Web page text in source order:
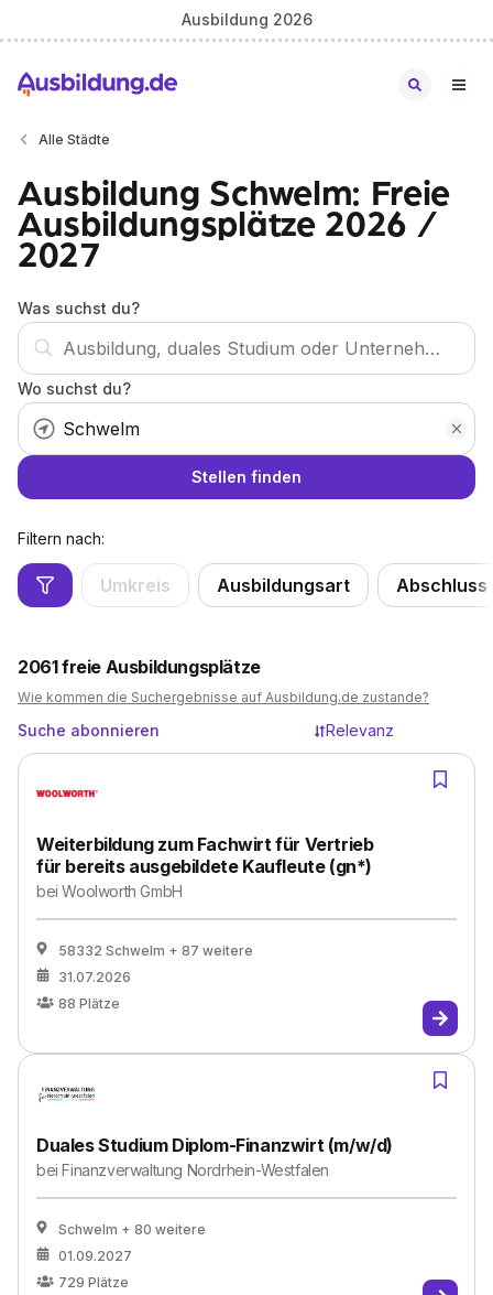
Ausbildung 2026
Alle Städte
Ausbildung Schwelm: Freie
Ausbildungsplätze 2026 /
2027
Was suchst du?
Wo suchst du?
Stellen finden
Filtern nach:
Umkreis Ausbildungsart Abschluss
2061freie Ausbildungsplätze
Wie kommen die Suchergebnisse auf Ausbildung.de zustande?
Suche abonnieren Relevanz
Weiterbildung zum Fachwirt für Vertrieb
für bereits ausgebildete Kaufleute (gn*)
beiWoolworth GmbH
58332 Schwelm + 87 weitere
31.07.2026
88 Plätze
Duales Studium Diplom-Finanzwirt (m/w/d)
beiFinanzverwaltung Nordrhein-Westfalen
Schwelm + 80 weitere
01.09.2027
729 Plätze